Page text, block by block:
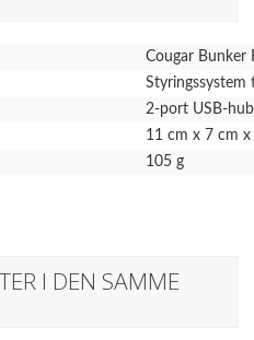
Cougar Bunker
Styringssystem
2-port USB-hub
11 cm x 7 cm
105 g
I DEN SAMME